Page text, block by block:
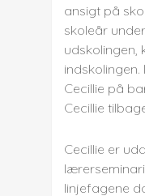
ansigt på
skoleår
udskolingen,
indskolingen.
Cecillie på
Cecillie
Cecillie er
linjefagene